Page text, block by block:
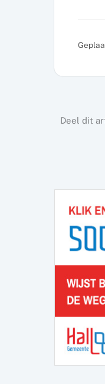
Deel dit